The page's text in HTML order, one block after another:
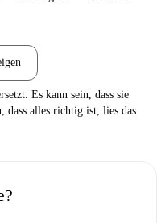
Es kann sein, dass sie
dass alles richtig ist, lies das